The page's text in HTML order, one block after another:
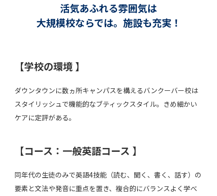
活気あふれる雰囲気は
大規模校ならでは。施設も充実！
【学校の環境 】
ダウンタウンに数ヵ所キャンパスを構えるバンクーバー校は
スタイリッシュで機能的なブティックスタイル。きめ細かい
ケアに定評がある。
【コース：一般英語コース 】
同年代の生徒のみで英語4技能（読む、聞く、書く、話す）の
要素と文法や発音に重点を置き、複合的にバランスよく学べ